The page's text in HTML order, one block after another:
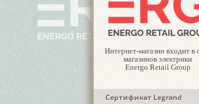
Интернет-магазин входит в
магазинов электрики
Energo Retail Group
Сертификат Legrand